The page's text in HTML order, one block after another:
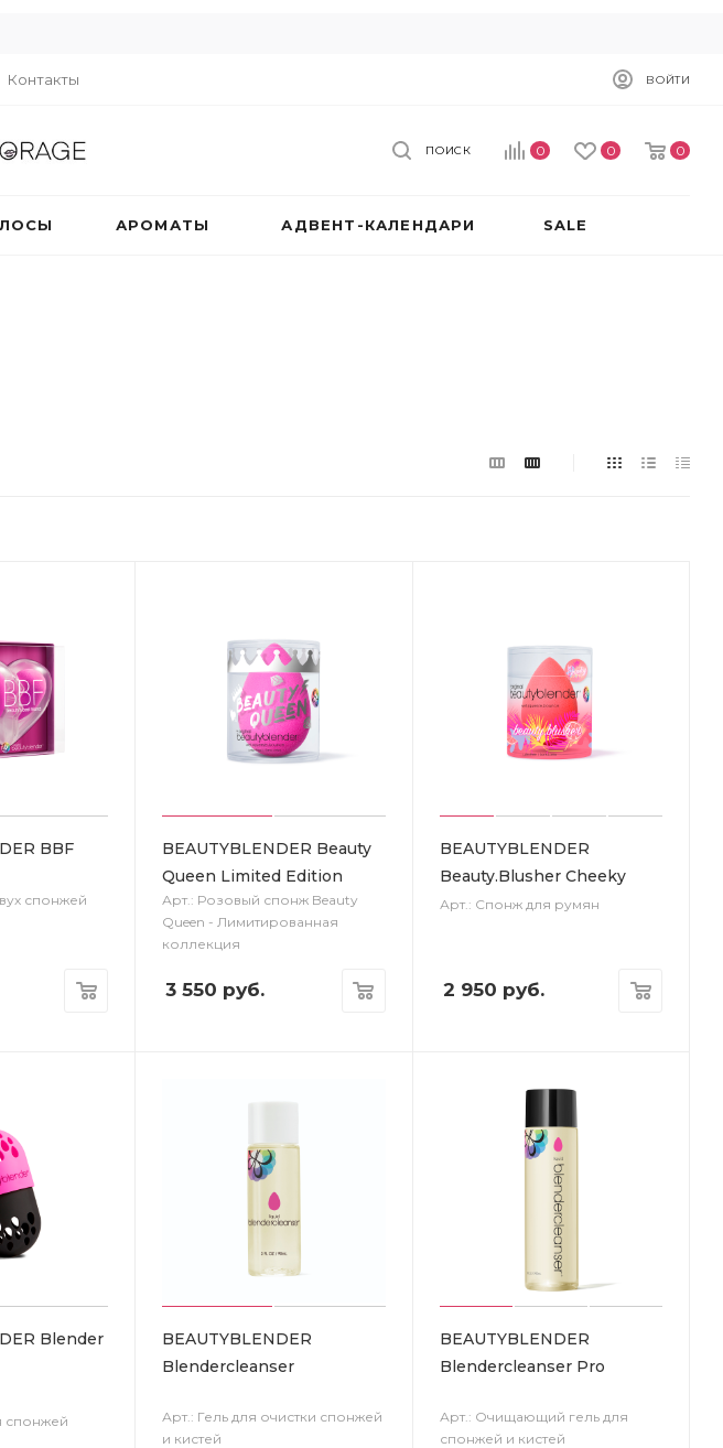
Контакты ВОЙТИ
0 0 0
ПОИСК
АРОМАТЫ АДВЕНТ-КАЛЕНДАРИ SALE
BBF
спонжей
BEAUTYBLENDER Beauty
Queen Limited Edition
Арт.: Розовый спонж Beauty
Queen - Лимитированная
коллекция
3 550 руб.
BEAUTYBLENDER
Beauty.Blusher Cheeky
Арт.: Спонж для румян
2 950 руб.
Blender
спонжей
BEAUTYBLENDER
Blendercleanser
Арт.: Гель для очистки спонжей
и кистей
BEAUTYBLENDER
Blendercleanser Pro
Арт.: Очищающий гель для
спонжей и кистей